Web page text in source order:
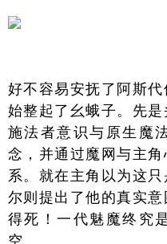
好不容易安抚了阿斯
始整起了幺蛾子。先
施法者意识与原生魔
念，并通过魔网与主
系。就在主角以为这
尔则提出了他的真实
得死！一代魅魔终究
空。